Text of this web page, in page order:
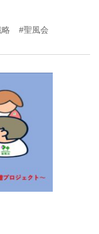
#聖風会